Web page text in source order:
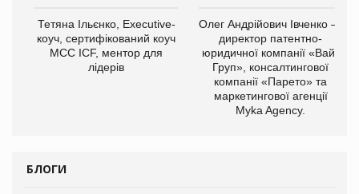
Тетяна Ільєнко, Executive-
коуч, сертифікований коуч
МСС ICF, ментор для
лідерів
Олег Андрійович Івченко —
директор патентно-
юридичної компанії «Вайз
Груп», консалтингової
компанії «Парето» та
маркетингової агенції
Myka Agency.
БЛОГИ